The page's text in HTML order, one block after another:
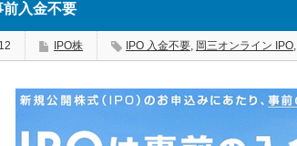
前入金不要
IPO株 IPO 入金不要, 岡三オンライン IPO,